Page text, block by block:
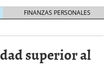
FINANZAS PERSONALES
superior al